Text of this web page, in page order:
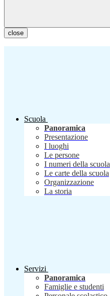
close
Scuola
Panoramica
Presentazione
I luoghi
Le persone
I numeri della scuola
Le carte della scuola
Organizzazione
La storia
Servizi
Panoramica
Famiglie e studenti